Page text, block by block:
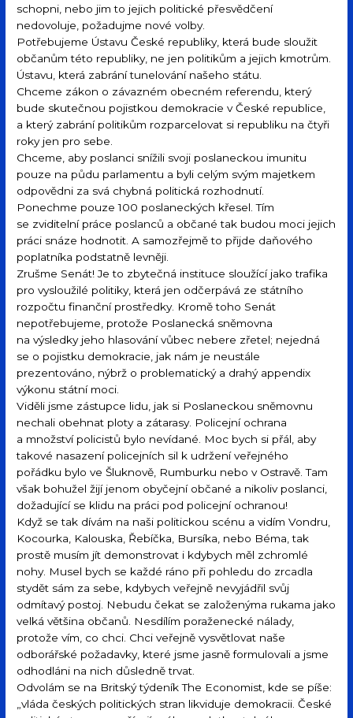
schopni, nebo jim to jejich politické přesvědčení
nedovoluje, požadujme nové volby.
Potřebujeme Ústavu České republiky, která bude sloužit
občanům této republiky, ne jen politikům a jejich kmotrům.
Ústavu, která zabrání tunelování našeho státu.
Chceme zákon o závazném obecném referendu, který
bude skutečnou pojistkou demokracie v České republice,
a který zabrání politikům rozparcelovat si republiku na čtyři
roky jen pro sebe.
Chceme, aby poslanci snížili svoji poslaneckou imunitu
pouze na půdu parlamentu a byli celým svým majetkem
odpovědni za svá chybná politická rozhodnutí.
Ponechme pouze 100 poslaneckých křesel. Tím
se zviditelní práce poslanců a občané tak budou moci jejich
práci snáze hodnotit. A samozřejmě to přijde daňového
poplatníka podstatně levněji.
Zrušme Senát! Je to zbytečná instituce sloužící jako trafika
pro vysloužilé politiky, která jen odčerpává ze státního
rozpočtu finanční prostředky. Kromě toho Senát
nepotřebujeme, protože Poslanecká sněmovna
na výsledky jeho hlasování vůbec nebere zřetel; nejedná
se o pojistku demokracie, jak nám je neustále
prezentováno, nýbrž o problematický a drahý appendix
výkonu státní moci.
Viděli jsme zástupce lidu, jak si Poslaneckou sněmovnu
nechali obehnat ploty a zátarasy. Policejní ochrana
a množství policistů bylo nevídané. Moc bych si přál, aby
takové nasazení policejních sil k udržení veřejného
pořádku bylo ve Šluknově, Rumburku nebo v Ostravě. Tam
však bohužel žijí jenom obyčejní občané a nikoliv poslanci,
dožadující se klidu na práci pod policejní ochranou!
Když se tak dívám na naši politickou scénu a vidím Vondru,
Kocourka, Kalouska, Řebíčka, Bursíka, nebo Béma, tak
prostě musím jít demonstrovat i kdybych měl zchromlé
nohy. Musel bych se každé ráno při pohledu do zrcadla
stydět sám za sebe, kdybych veřejně nevyjádřil svůj
odmítavý postoj. Nebudu čekat se založenýma rukama jako
velká většina občanů. Nesdílím poraženecké nálady,
protože vím, co chci. Chci veřejně vysvětlovat naše
odborářské požadavky, které jsme jasně formulovali a jsme
odhodláni na nich důsledně trvat.
Odvolám se na Britský týdeník The Economist, kde se píše:
„vláda českých politických stran likviduje demokracii. České